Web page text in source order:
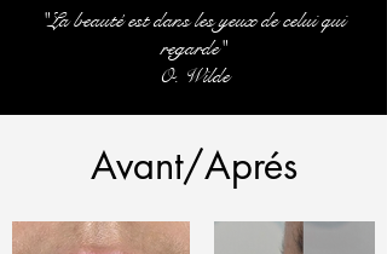
"La beauté est dans les yeux de celui qui
regarde"
O. Wilde
Avant/Aprés